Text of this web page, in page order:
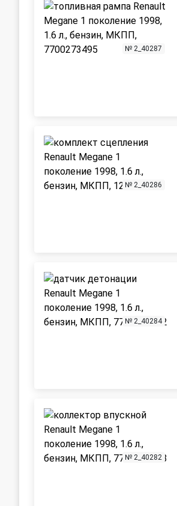
№ 2_40287
№ 2_40286
№ 2_40284
№ 2_40282